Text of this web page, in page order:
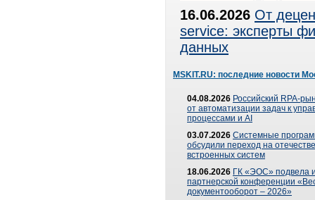
16.06.2026 От
service: эксперты
данных
MSKIT.RU: последние новости
04.08.2026 Российский RPA-
от автоматизации задач к
процессами и AI
03.07.2026 Системные
обсудили переход на
встроенных систем
18.06.2026 ГК «ЭОС» подвела
партнерской конференции
документооборот – 2026»